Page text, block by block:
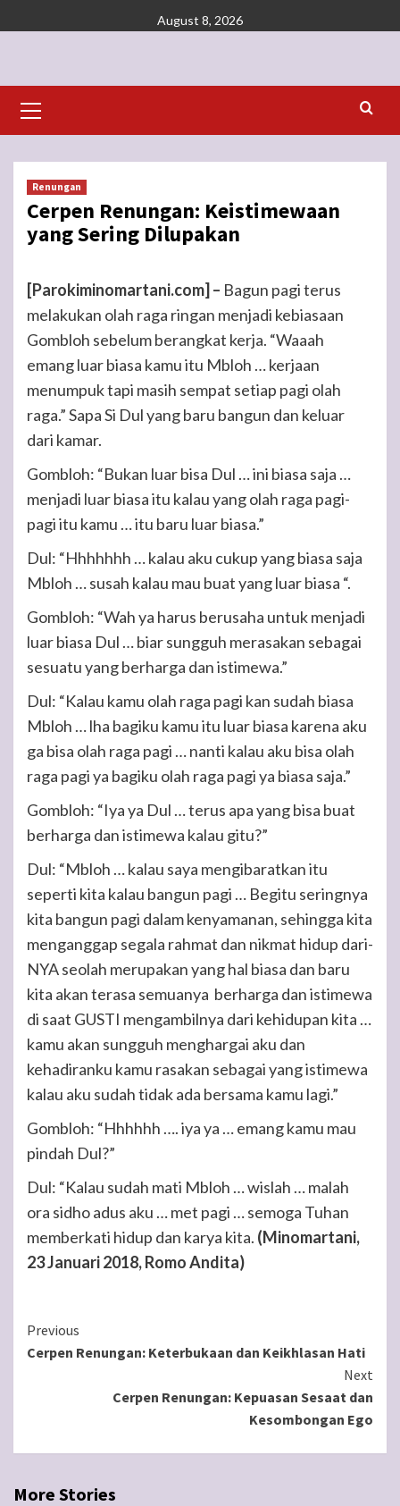
to
August 8, 2026
Menu
Renungan
Cerpen Renungan: Keistimewaan
yang Sering Dilupakan
[Parokiminomartani.com] – Bagun pagi terus
melakukan olah raga ringan menjadi kebiasaan
Gombloh sebelum berangkat kerja. “Waaah
emang luar biasa kamu itu Mbloh … kerjaan
menumpuk tapi masih sempat setiap pagi olah
raga.” Sapa Si Dul yang baru bangun dan keluar
dari kamar.
Gombloh: “Bukan luar bisa Dul … ini biasa saja …
menjadi luar biasa itu kalau yang olah raga pagi-
pagi itu kamu … itu baru luar biasa.”
Dul: “Hhhhhhh … kalau aku cukup yang biasa saja
Mbloh … susah kalau mau buat yang luar biasa “.
Gombloh: “Wah ya harus berusaha untuk menjadi
luar biasa Dul … biar sungguh merasakan sebagai
sesuatu yang berharga dan istimewa.”
Dul: “Kalau kamu olah raga pagi kan sudah biasa
Mbloh … lha bagiku kamu itu luar biasa karena aku
ga bisa olah raga pagi … nanti kalau aku bisa olah
raga pagi ya bagiku olah raga pagi ya biasa saja.”
Gombloh: “Iya ya Dul … terus apa yang bisa buat
berharga dan istimewa kalau gitu?”
Dul: “Mbloh … kalau saya mengibaratkan itu
seperti kita kalau bangun pagi … Begitu seringnya
kita bangun pagi dalam kenyamanan, sehingga kita
menganggap segala rahmat dan nikmat hidup dari-
NYA seolah merupakan yang hal biasa dan baru
kita akan terasa semuanya berharga dan istimewa
di saat GUSTI mengambilnya dari kehidupan kita …
kamu akan sungguh menghargai aku dan
kehadiranku kamu rasakan sebagai yang istimewa
kalau aku sudah tidak ada bersama kamu lagi.”
Gombloh: “Hhhhhh …. iya ya … emang kamu mau
pindah Dul?”
Dul: “Kalau sudah mati Mbloh … wislah … malah
ora sidho adus aku … met pagi … semoga Tuhan
memberkati hidup dan karya kita. (Minomartani,
23 Januari 2018, Romo Andita)
Continue
Reading
Previous
Cerpen Renungan: Keterbukaan dan Keikhlasan Hati
Next
Cerpen Renungan: Kepuasan Sesaat dan
Kesombongan Ego
More Stories